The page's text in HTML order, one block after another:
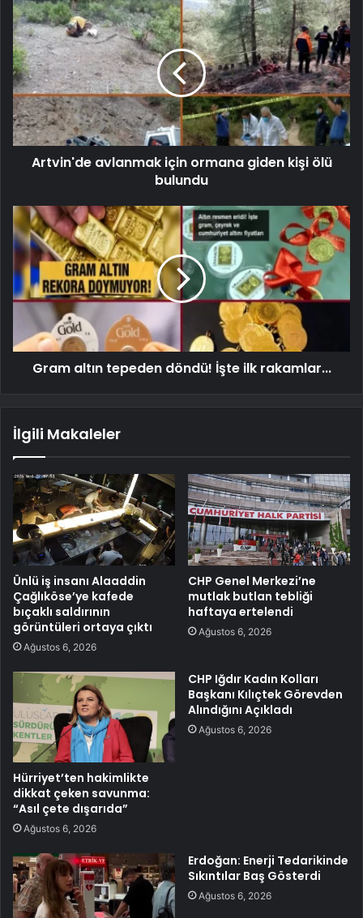
Artvin'de avlanmak için ormana giden kişi ölü
bulundu
Gram altın tepeden döndü! İşte ilk rakamlar...
İlgili Makaleler
Ünlü iş insanı Alaaddin
Çağlıköse’ye kafede
bıçaklı saldırının
görüntüleri ortaya çıktı
Ağustos 6, 2026
CHP Genel Merkezi’ne
mutlak butlan tebliği
haftaya ertelendi
Ağustos 6, 2026
Hürriyet’ten hakimlikte
dikkat çeken savunma:
“Asıl çete dışarıda”
Ağustos 6, 2026
CHP Iğdır Kadın Kolları
Başkanı Kılıçtek Görevden
Alındığını Açıkladı
Ağustos 6, 2026
Erdoğan: Enerji Tedarikinde
Sıkıntılar Baş Gösterdi
Ağustos 6, 2026